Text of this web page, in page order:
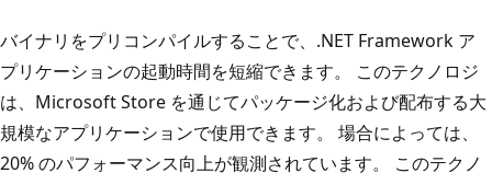
バイナリをプリコンパイルすることで、.NET Framework ア
プリケーションの起動時間を短縮できます。 このテクノロジ
は、Microsoft Store を通じてパッケージ化および配布する大
規模なアプリケーションで使用できます。 場合によっては、
20% のパフォーマンス向上が観測されています。 このテクノ